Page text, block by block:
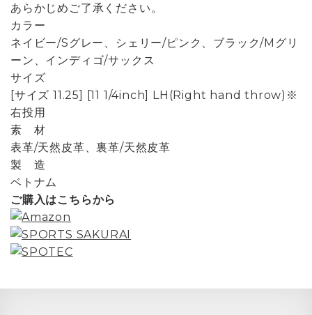
あらかじめご了承ください。
カラー
ネイビー/Sグレー、シェリー/ピンク、ブラック/Mグリ
ーン、インディゴ/サックス
サイズ
[サイズ 11.25] [11 1/4inch] LH(Right hand throw)※
右投用
素 材
表革/天然皮革、裏革/天然皮革
製 造
ベトナム
ご購入はこちらから